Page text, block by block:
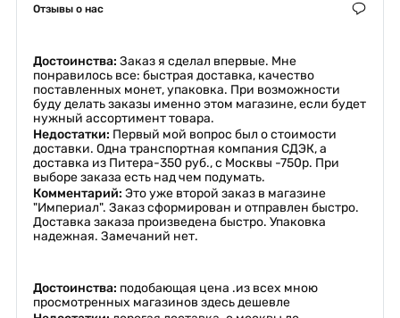
Отзывы о нас
Достоинства: Заказ я сделал впервые. Мне
понравилось все: быстрая доставка, качество
поставленных монет, упаковка. При возможности
буду делать заказы именно этом магазине, если будет
нужный ассортимент товара.
Недостатки: Первый мой вопрос был о стоимости
доставки. Одна транспортная компания СДЭК, а
доставка из Питера-350 руб., с Москвы -750р. При
выборе заказа есть над чем подумать.
Комментарий: Это уже второй заказ в магазине
"Империал". Заказ сформирован и отправлен быстро.
Доставка заказа произведена быстро. Упаковка
надежная. Замечаний нет.
Достоинства: подобающая цена .из всех мною
просмотренных магазинов здесь дешевле